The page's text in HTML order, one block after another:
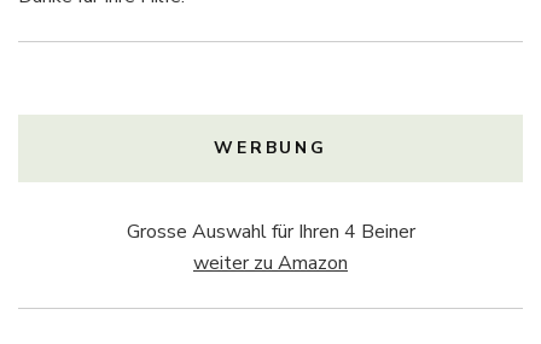
WERBUNG
Grosse Auswahl für Ihren 4 Beiner
weiter zu Amazon